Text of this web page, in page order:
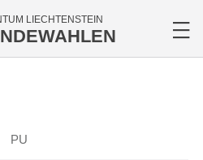
LIECHTENSTEIN
PU